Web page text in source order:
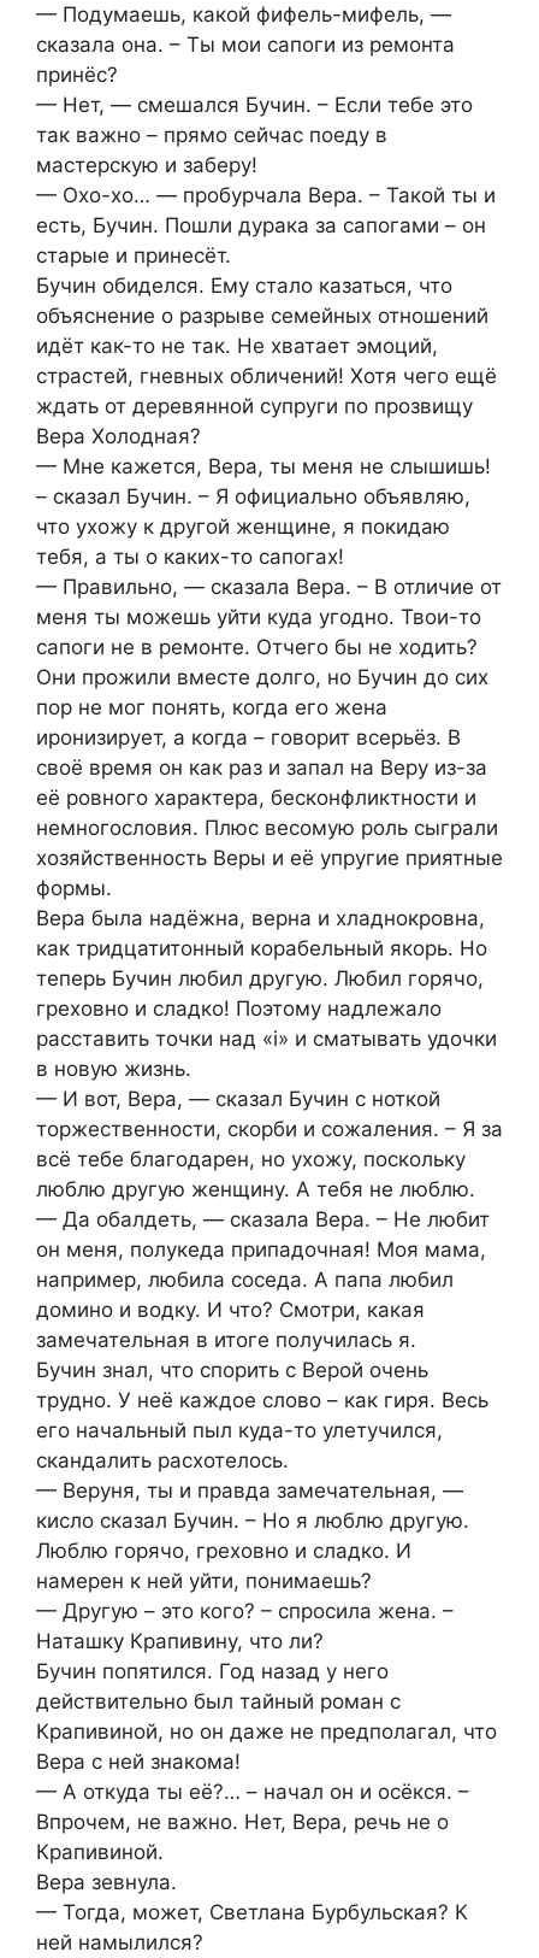
— Подумаешь, какой фифель-мифель, —
сказала она. – Ты мои сапоги из ремонта
принёс?
— Нет, — смешался Бучин. – Если тебе это
так важно – прямо сейчас поеду в
мастерскую и заберу!
— Охо-хо… — пробурчала Вера. – Такой ты и
есть, Бучин. Пошли дурака за сапогами – он
старые и принесёт.
Бучин обиделся. Ему стало казаться, что
объяснение о разрыве семейных отношений
идёт как-то не так. Не хватает эмоций,
страстей, гневных обличений! Хотя чего ещё
ждать от деревянной супруги по прозвищу
Вера Холодная?
— Мне кажется, Вера, ты меня не слышишь!
– сказал Бучин. – Я официально объявляю,
что ухожу к другой женщине, я покидаю
тебя, а ты о каких-то сапогах!
— Правильно, — сказала Вера. – В отличие от
меня ты можешь уйти куда угодно. Твои-то
сапоги не в ремонте. Отчего бы не ходить?
Они прожили вместе долго, но Бучин до сих
пор не мог понять, когда его жена
иронизирует, а когда – говорит всерьёз. В
своё время он как раз и запал на Веру из-за
её ровного характера, бесконфликтности и
немногословия. Плюс весомую роль сыграли
хозяйственность Веры и её упругие приятные
формы.
Вера была надёжна, верна и хладнокровна,
как тридцатитонный корабельный якорь. Но
теперь Бучин любил другую. Любил горячо,
греховно и сладко! Поэтому надлежало
расставить точки над «i» и сматывать удочки
в новую жизнь.
— И вот, Вера, — сказал Бучин с ноткой
торжественности, скорби и сожаления. – Я за
всё тебе благодарен, но ухожу, поскольку
люблю другую женщину. А тебя не люблю.
— Да обалдеть, — сказала Вера. – Не любит
он меня, полукеда припадочная! Моя мама,
например, любила соседа. А папа любил
домино и водку. И что? Смотри, какая
замечательная в итоге получилась я.
Бучин знал, что спорить с Верой очень
трудно. У неё каждое слово – как гиря. Весь
его начальный пыл куда-то улетучился,
скандалить расхотелось.
— Веруня, ты и правда замечательная, —
кисло сказал Бучин. – Но я люблю другую.
Люблю горячо, греховно и сладко. И
намерен к ней уйти, понимаешь?
— Другую – это кого? – спросила жена. –
Наташку Крапивину, что ли?
Бучин попятился. Год назад у него
действительно был тайный роман с
Крапивиной, но он даже не предполагал, что
Вера с ней знакома!
— А откуда ты её?… – начал он и осёкся. –
Впрочем, не важно. Нет, Вера, речь не о
Крапивиной.
Вера зевнула.
— Тогда, может, Светлана Бурбульская? К
ней намылился?